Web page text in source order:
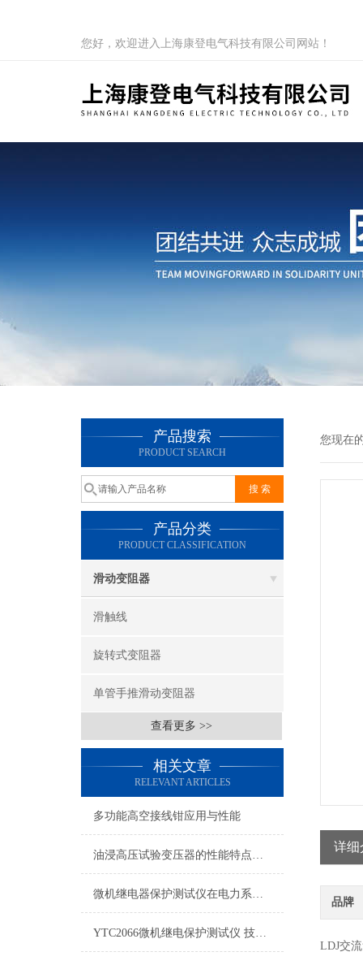
您好，欢迎进入上海康登电气科技有限公司网站！
产品搜索
PRODUCT SEARCH
产品分类
PRODUCT CLASSIFICATION
滑动变阻器
滑触线
旋转式变阻器
单管手推滑动变阻器
查看更多 >>
相关文章
RELEVANT ARTICLES
多功能高空接线钳应用与性能
油浸高压试验变压器的性能特点真的很多！
微机继电器保护测试仪在电力系统维护中的作用
YTC2066微机继电保护测试仪 技术性能
您现在
详细
品牌
LDJ交